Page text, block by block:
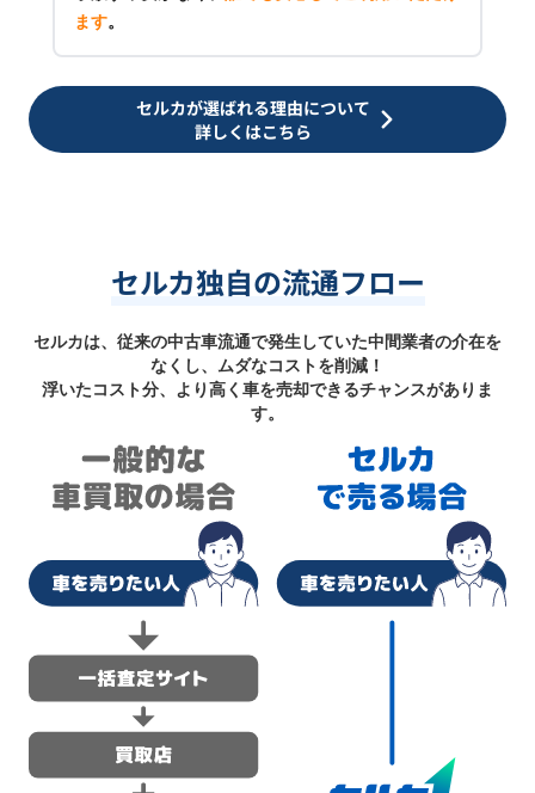
ます。
セルカが選ばれる理由について
詳しくはこちら
セルカ独自の流通フロー
セルカは、従来の中古車流通で発生していた中間業者の介在を
なくし、ムダなコストを削減！
浮いたコスト分、より高く車を売却できるチャンスがありま
す。